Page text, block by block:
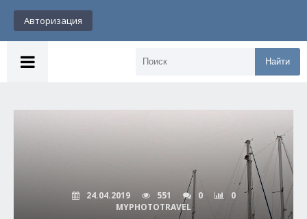
Авторизация
Найти
24.04.2019 551 0
0
MYPHOTOTRAVEL